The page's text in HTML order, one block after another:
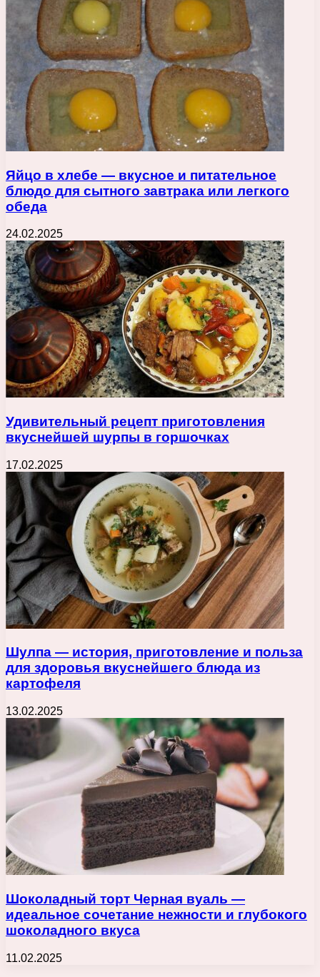
Яйцо в хлебе — вкусное и питательное
блюдо для сытного завтрака или легкого
обеда
24.02.2025
Удивительный рецепт приготовления
вкуснейшей шурпы в горшочках
17.02.2025
Шулпа — история, приготовление и польза
для здоровья вкуснейшего блюда из
картофеля
13.02.2025
Шоколадный торт Черная вуаль —
идеальное сочетание нежности и глубокого
шоколадного вкуса
11.02.2025